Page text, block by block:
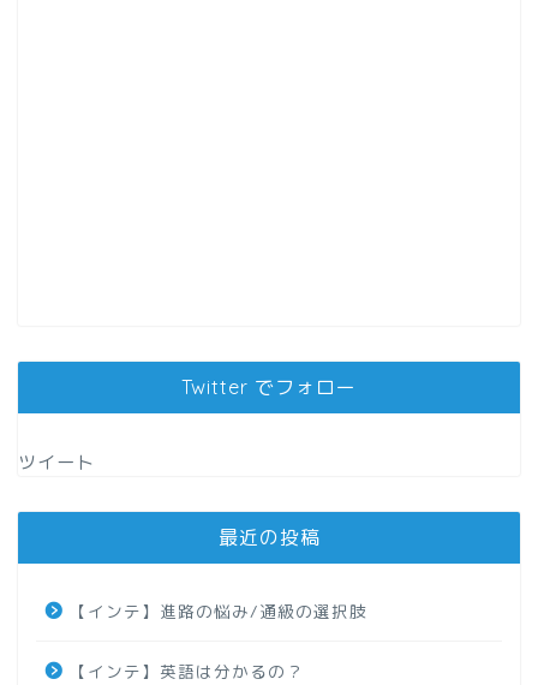
Twitter でフォロー
ツイート
最近の投稿
【インテ】進路の悩み/通級の選択肢
【インテ】英語は分かるの？